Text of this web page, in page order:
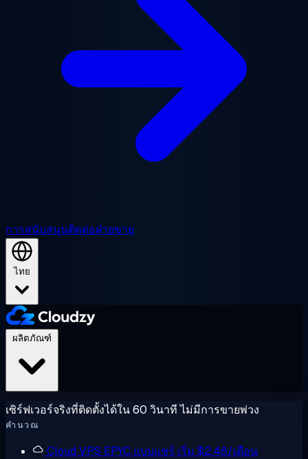
การสนับสนุนติดต่อฝ่ายขาย
ไทย
เซิร์ฟเวอร์จริงที่ติดตั้งได้ใน 60 วินาที ไม่มีการขายพ่วง
คำนวณ
Cloud VPS EPYC แบบแชร์ เริ่ม $2.48/เดือน